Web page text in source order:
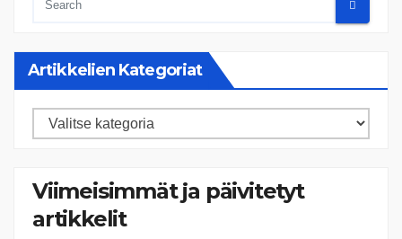
Artikkelien Kategoriat
Artikkelien
Viimeisimmät ja päivitetyt
artikkelit